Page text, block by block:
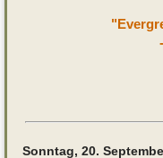
Sonntag, 20.